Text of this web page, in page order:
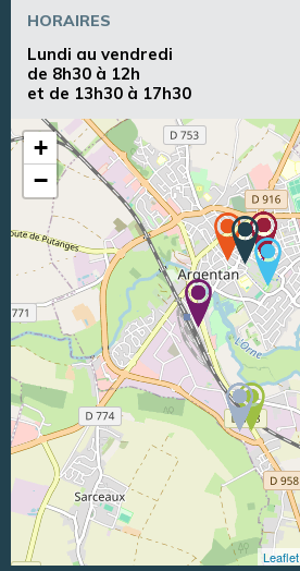
HORAIRES
Lundi au vendredi
de 8h30 à 12h
et de 13h30 à 17h30
+
−
Leaflet